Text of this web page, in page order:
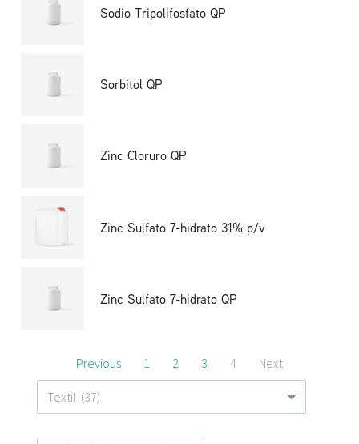
Sodio Tripolifosfato QP
Sorbitol QP
Zinc Cloruro QP
Zinc Sulfato 7-hidrato 31% p/v
Zinc Sulfato 7-hidrato QP
Previous 1 2 3 4 Next